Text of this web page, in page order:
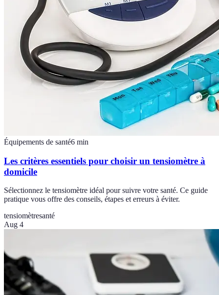
Équipements de santé6 min
Les critères essentiels pour choisir un tensiomètre à
domicile
Sélectionnez le tensiomètre idéal pour suivre votre santé. Ce guide
pratique vous offre des conseils, étapes et erreurs à éviter.
tensiomètresanté
Aug 4